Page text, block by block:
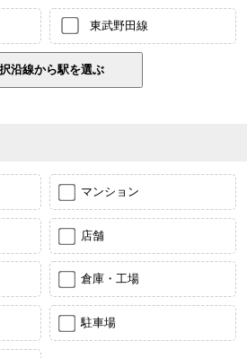
東武野田線
マンション
店舗
倉庫・工場
駐車場